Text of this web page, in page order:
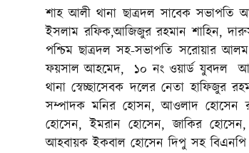
শাহ আলী থানা ছাত্রদল সাবেক
ইসলাম রফিক,আজিজুর রহমান শাহিন,
পশ্চিম ছাত্রদল সহ-সভাপতি সরোয়ার আলম
ফয়সাল আহমেদ, ১০ নং ওয়ার্ড যুবদল
থানা স্বেচ্ছাসেবক দলের নেতা হাফিজুর
সম্পাদক মনির হোসন, আওলাদ হোসেন
হোসেন, ইমরান হোসেন, জাকির
আহবায়ক ইকবাল হোসেন দিপু সহ বিএনপি